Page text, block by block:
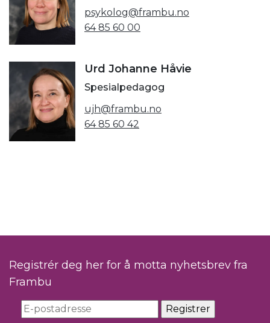
psykolog@frambu.no
64 85 60 00
Urd Johanne Håvie
Spesialpedagog
ujh@frambu.no
64 85 60 42
Registrér deg her for å motta nyhetsbrev fra
Frambu